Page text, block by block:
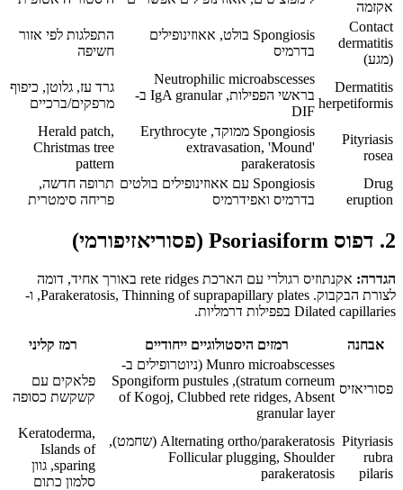
אקזמה
Contact
dermatitis
(מגע)
Spongiosis בולט, אאוזינופילים
בדרמיס
התפלגות לפי אזור
חשיפה
Dermatitis
herpetiformis
Neutrophilic microabscesses
בראשי הפפילות, IgA granular ב-
DIF
גרד עז, גלוטן, כיפוף
מרפקים/ברכיים
Pityriasis
rosea
Spongiosis ממוקד, Erythrocyte
extravasation, 'Mound'
parakeratosis
Herald patch,
Christmas tree
pattern
Drug
eruption
Spongiosis עם אאוזינופילים בולטים
בדרמיס ואפידרמיס
תרופה חדשה,
פריחה סימטרית
2. דפוס Psoriasiform (פסוריאזיפורמי)
הגדרה:
אקנתוזיס רגולרי עם הארכת rete ridges באורך אחיד, דומה
לצורת הבקבוק. Parakeratosis, Thinning of suprapapillary plates, ו-
Dilated capillaries בפפילות דרמליות.
אבחנה רמזים היסטולוגיים ייחודיים רמז קליני
פסוריאזיס
Munro microabscesses (ניוטרופילים ב-
stratum corneum), Spongiform pustules
of Kogoj, Clubbed rete ridges, Absent
granular layer
פלאקים עם
קשקשת כסופה
Pityriasis
rubra
pilaris
Alternating ortho/parakeratosis (שחמט),
Follicular plugging, Shoulder
parakeratosis
Keratoderma,
Islands of
sparing, גוון
סלמון כתום